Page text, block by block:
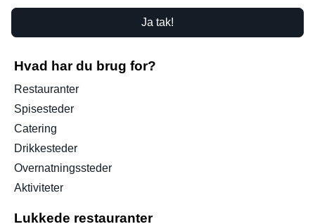
Ja tak!
Hvad har du brug for?
Restauranter
Spisesteder
Catering
Drikkesteder
Overnatningssteder
Aktiviteter
Lukkede restauranter